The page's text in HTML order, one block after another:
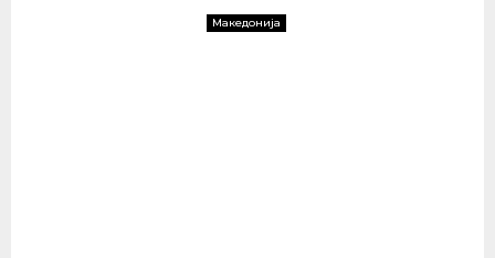
Македонија